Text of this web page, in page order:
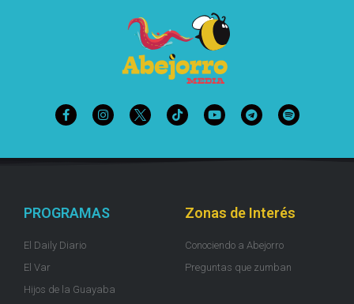
PROGRAMAS
El Daily Diario
El Var
Hijos de la Guayaba
Zonas de Interés
Conociendo a Abejorro
Preguntas que zumban